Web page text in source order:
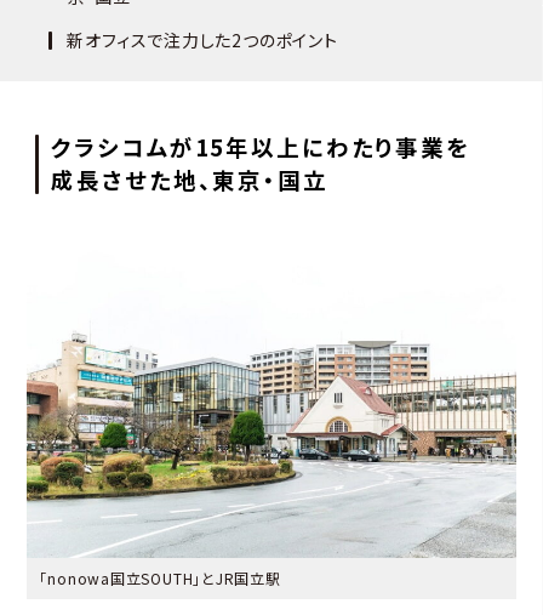
新オフィスで注力した2つのポイント
クラシコムが15年以上にわたり事業を
成長させた地、東京・国立
「nonowa国立SOUTH」とJR国立駅